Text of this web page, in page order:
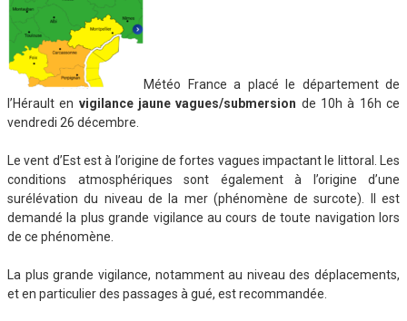
Météo France a placé le département de
l’Hérault en vigilance jaune vagues/submersion de 10h à 16h ce
vendredi 26 décembre.
Le vent d’Est est à l’origine de fortes vagues impactant le littoral. Les
conditions atmosphériques sont également à l’origine d’une
surélévation du niveau de la mer (phénomène de surcote). Il est
demandé la plus grande vigilance au cours de toute navigation lors
de ce phénomène.
La plus grande vigilance, notamment au niveau des déplacements,
et en particulier des passages à gué, est recommandée.